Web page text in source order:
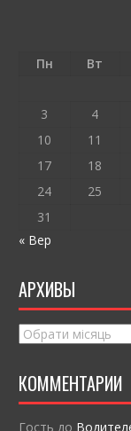
o
Пн Вт
3
4
10
11
17
18
24
25
31
« Вер
АРХИВЫ
Архивы
КОММЕНТАРИИ
Гость до